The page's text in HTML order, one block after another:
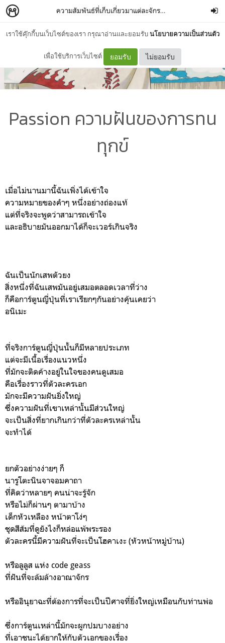
เราใช้คุ๊กกี้บนเว็บไซต์ของเรา กรุณาอ่านและยอมรับนโยบายความเป็นส่วนตัว
เพื่อใช้บริการเว็บไซต์ ยอมรับ ไม่ยอมรับ
ความสัมพันธ์ที่เก็บเกี่ยวมาแต่ละจักรวาล
Passion ความฝันของการทน
ทุกข์
เมื่อไม่นานมานี้ฉันเพิ่งได้เข้าใจ
ความหมายของคำๆ หนึ่งอย่างถ่องแท้
แต่ที่จริงจะพูดว่าสามารถเข้าใจ
และอธิบายมันออกมาได้ก็จะเวอร์เกินจริง
ฉันเป็นนักเสพตัวยง
สิ่งหนึ่งที่ฉันเสพมันอยู่เสมอตลอดเวลาที่ว่าง
ก็คือการ์ตูนญี่ปุ่นที่เราเรียกๆกันอย่างคุ้นเคยว่า
อนิเมะ
ที่จริงการ์ตูนญี่ปุ่นนั้นก็มีหลายประเภท
แต่จะมีเนื้อเรื่องแนวหนึ่ง
ที่มักจะติดค้างอยู่ในใจของคนดูเสมอ
คือเรื่องราวที่ตัวละครเอก
มักจะมีความฝันยิ่งใหญ่
ซึ่งความฝันที่เขาเหล่านั้นมีส่วนใหญ่
จะเป็นสิ่งที่ยากเกินกว่าที่ตัวละครเหล่านั้น
จะทำได้
ยกตัวอย่างง่ายๆ ก็
นารูโตะนินจาจอมคาถา
ที่คิดว่าหลายๆ คนน่าจะรู้จัก
หรือไม่ก็ผ่านๆ ตามาบ้าง
เด็กหัวเหลือง หน้าตาโง่ๆ
ชุดสีส้มที่ดูยังไงก็หล่อแพ้พระรอง
ตัวละครนี้มีความฝันที่จะเป็นโฮคาเงะ (หัวหน้าหมู่บ้าน)
หรือลูลูส แห่ง code geass
ที่ฝันที่จะล้มล้างอาณาจักร
หรืออินุยาฉะที่ต้องการที่จะเป็นปีศาจที่ยิ่งใหญ่เหมือนกับท่านพ่อ
ซึ่งการ์ตูนเหล่านี้มักจะผูกปมบางอย่าง
ที่เอาชนะได้ยากให้กับตัวเอกของเรื่อง